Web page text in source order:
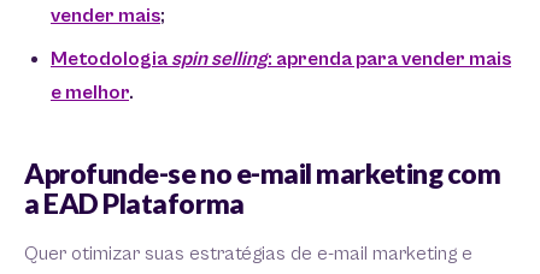
vender mais;
Metodologia spin selling: aprenda para vender mais
e melhor.
Aprofunde-se no e-mail marketing com
a EAD Plataforma
Quer otimizar suas estratégias de e-mail marketing e